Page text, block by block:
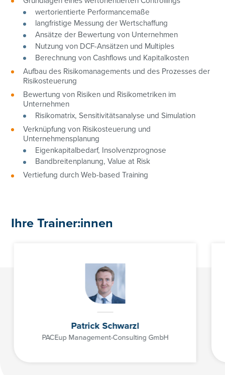
wertorientierte Performancemaße
langfristige Messung der Wertschaffung
Ansätze der Bewertung von Unternehmen
Nutzung von DCF-Ansätzen und Multiples
Berechnung von Cashflows und Kapitalkosten
Aufbau des Risikomanagements und des Prozesses der
Risikosteuerung
Bewertung von Risiken und Risikometriken im
Unternehmen
Risikomatrix, Sensitivitätsanalyse und Simulation
Verknüpfung von Risikosteuerung und
Unternehmensplanung
Eigenkapitalbedarf, Insolvenzprognose
Bandbreitenplanung, Value at Risk
Vertiefung durch Web-based Training
Ihre Trainer:innen
Patrick Schwarzl
PACEup Management-Consulting GmbH
cathrin.lesslhumer@controller-institut.at
cathrin.lesslhumer@controller-institut.at